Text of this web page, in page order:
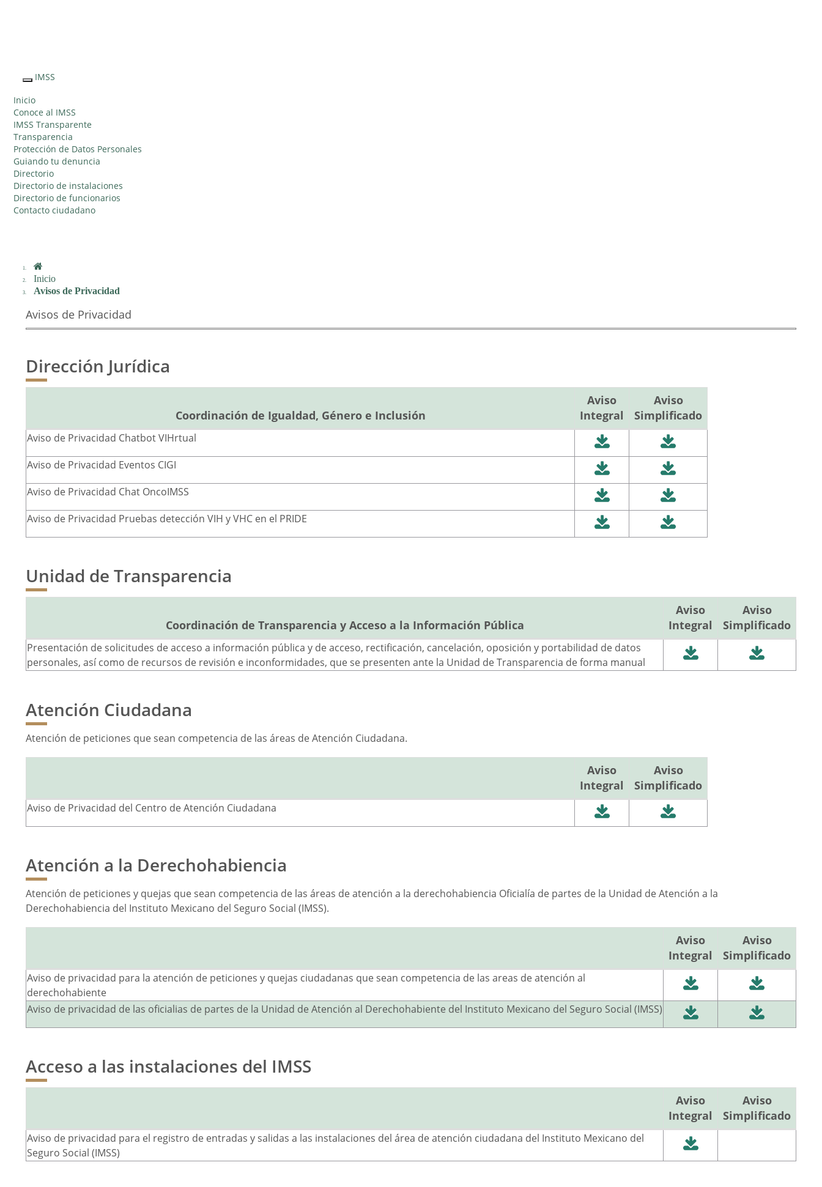
el IMSS al
Ciudadano"
Interruptor
Navegación
IMSS
Inicio
Conoce al IMSS
IMSS Transparente
Transparencia
Protección de Datos Personales
Guiando tu denuncia
Directorio
Directorio de instalaciones
Directorio de funcionarios
Contacto ciudadano
Inicio
Avisos de Privacidad
Avisos de Privacidad
Dirección Jurídica
Coordinación de Igualdad, Género e Inclusión
Aviso
Integral
Aviso
Simplificado
Aviso de Privacidad Chatbot VIHrtual
Aviso de Privacidad Eventos CIGI
Aviso de Privacidad Chat OncoIMSS
Aviso de Privacidad Pruebas detección VIH y VHC en el PRIDE
Unidad de Transparencia
Coordinación de Transparencia y Acceso a la Información Pública
Aviso
Integral
Aviso
Simplificado
Presentación de solicitudes de acceso a información pública y de acceso, rectificación, cancelación, oposición y portabilidad de datos
personales, así como de recursos de revisión e inconformidades, que se presenten ante la Unidad de Transparencia de forma manual
Atención Ciudadana
Atención de peticiones que sean competencia de las áreas de Atención Ciudadana.
Aviso
Integral
Aviso
Simplificado
Aviso de Privacidad del Centro de Atención Ciudadana
Atención a la Derechohabiencia
Atención de peticiones y quejas que sean competencia de las áreas de atención a la derechohabiencia Oficialía de partes de la Unidad de Atención a la
Derechohabiencia del Instituto Mexicano del Seguro Social (IMSS).
Aviso
Integral
Aviso
Simplificado
Aviso de privacidad para la atención de peticiones y quejas ciudadanas que sean competencia de las areas de atención al
derechohabiente
Aviso de privacidad de las oficialias de partes de la Unidad de Atención al Derechohabiente del Instituto Mexicano del Seguro Social (IMSS)
Acceso a las instalaciones del IMSS
Aviso
Integral
Aviso
Simplificado
Aviso de privacidad para el registro de entradas y salidas a las instalaciones del área de atención ciudadana del Instituto Mexicano del
Seguro Social (IMSS)